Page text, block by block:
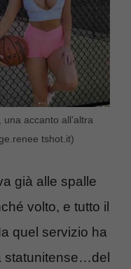
accanto all’altra
tshot.it)
già alle spalle
volto, e tutto il
quel servizio ha
statunitense…del